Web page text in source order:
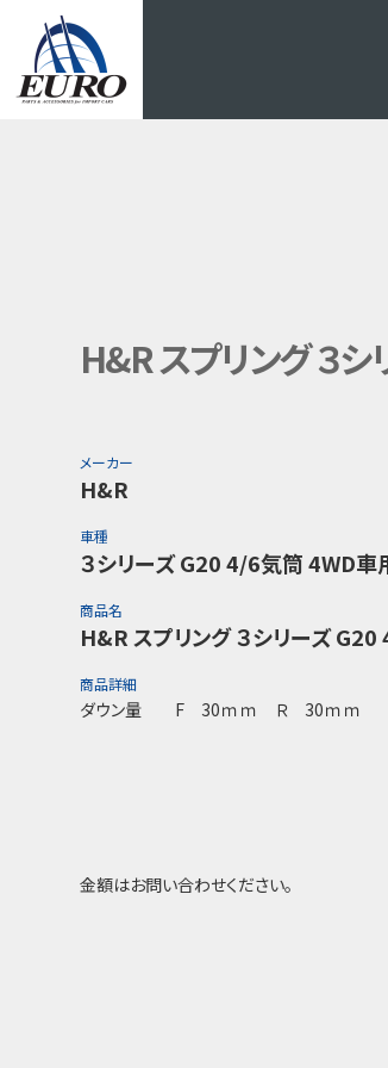
H&R スプリング ３
メーカー
H&R
車種
３シリーズ G20 4/6気筒 4WD
商品名
H&R スプリング ３シリーズ
商品詳細
ダウン量 F 30ｍｍ Ｒ 30ｍｍ
金額はお問い合わせください。